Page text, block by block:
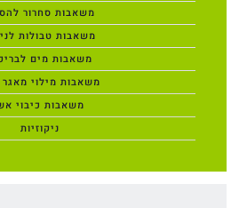
משאבות סחרור להסקה
משאבות טבולות לניקוז
משאבות מים לבריכות
משאבות מילוי מאגר מים
משאבות כיבוי אש
ניקוזיות